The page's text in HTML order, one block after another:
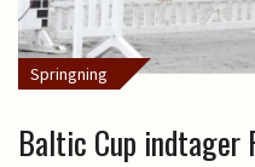
Springning
Baltic Cup indtager